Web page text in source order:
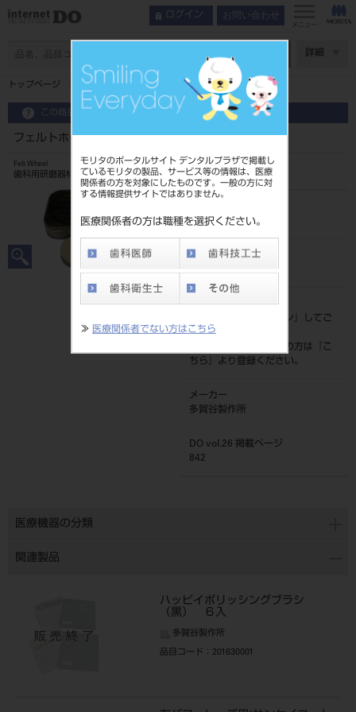
モリタのポータルサイト デンタルプラザで掲載し
ているモリタの製品、サービス等の情報は、医療
関係者の方を対象にしたものです。一般の方に対
する情報提供サイトではありません。
医療関係者の方は職種を選択ください。
≫ 医療関係者でない方はこちら
ログイン お問い合わせ
メニュー
詳細
トップページ フェルトホイール E用 12入
この商品に関するお問い合わせ
フェルトホイール E用 12入
Felt Wheel
歯科用研磨器材
201630007
JAN/EANコード
標準価格
ログイン
』してご
覧ください。
ネット会員登録がまだの方は『
こ
ちら
』より登録ください。
メーカー
多賀谷製作所
DO vol.26 掲載ページ
842
医療機器の分類
関連製品
ハッピイポリッシングブラシ
（黒） ６入
多賀谷製作所
品目コード ：201630001